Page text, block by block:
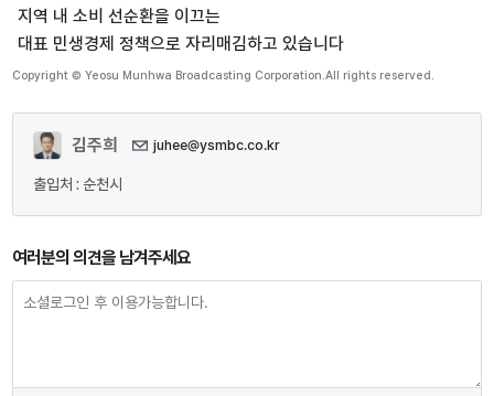
지역 내 소비 선순환을 이끄는
대표 민생경제 정책으로 자리매김하고 있습니다
Copyright © Yeosu Munhwa Broadcasting Corporation.All rights reserved.
김주희 juhee@ysmbc.co.kr
출입처 : 순천시
여러분의 의견을 남겨주세요